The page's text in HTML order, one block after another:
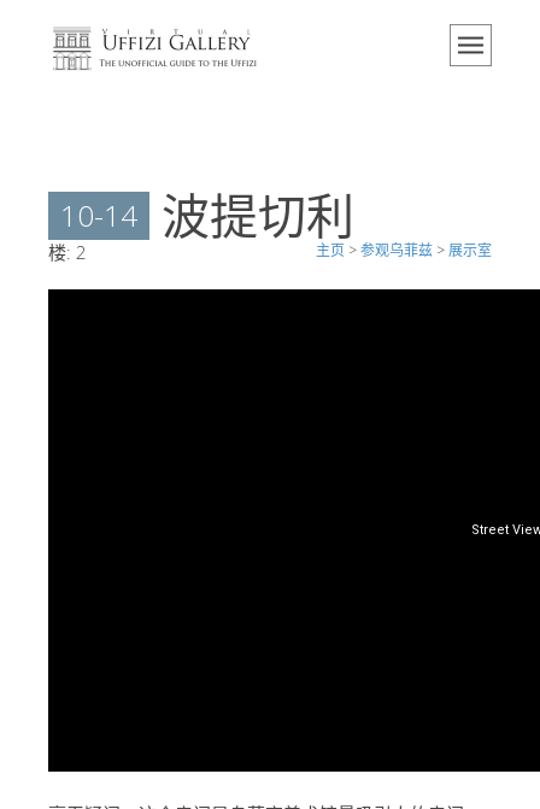
主页
活动 & 展览
10-14 波提切利
主页 >参观乌菲兹 >展示室
楼: 2